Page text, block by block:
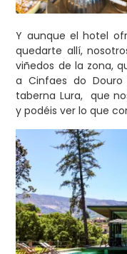
Y aunque el hotel
quedarte allí,
viñedos de la zona,
a Cinfaes do
taberna Lura, que
y podéis ver lo que